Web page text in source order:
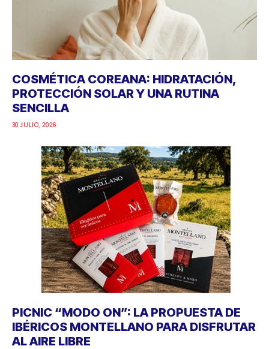
COSMÉTICA COREANA: HIDRATACIÓN,
PROTECCIÓN SOLAR Y UNA RUTINA
SENCILLA
30 JULIO, 2026
PICNIC “MODO ON”: LA PROPUESTA DE
IBÉRICOS MONTELLANO PARA DISFRUTAR
AL AIRE LIBRE